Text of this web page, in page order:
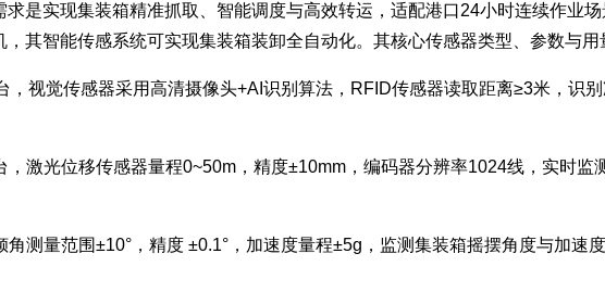
是实现集装箱精准抓取、智能调度与高效转运，适配港口24小时连续作业
其智能传感系统可实现集装箱装卸全自动化。其核心传感器类型、参数与用
视觉传感器采用高清摄像头+AI识别算法，RFID传感器读取距离≥3米，识
激光位移传感器量程0~50m，精度±10mm，编码器分辨率1024线，实时
测量范围±10°，精度 ±0.1°，加速度量程±5g，监测集装箱摇摆角度与加